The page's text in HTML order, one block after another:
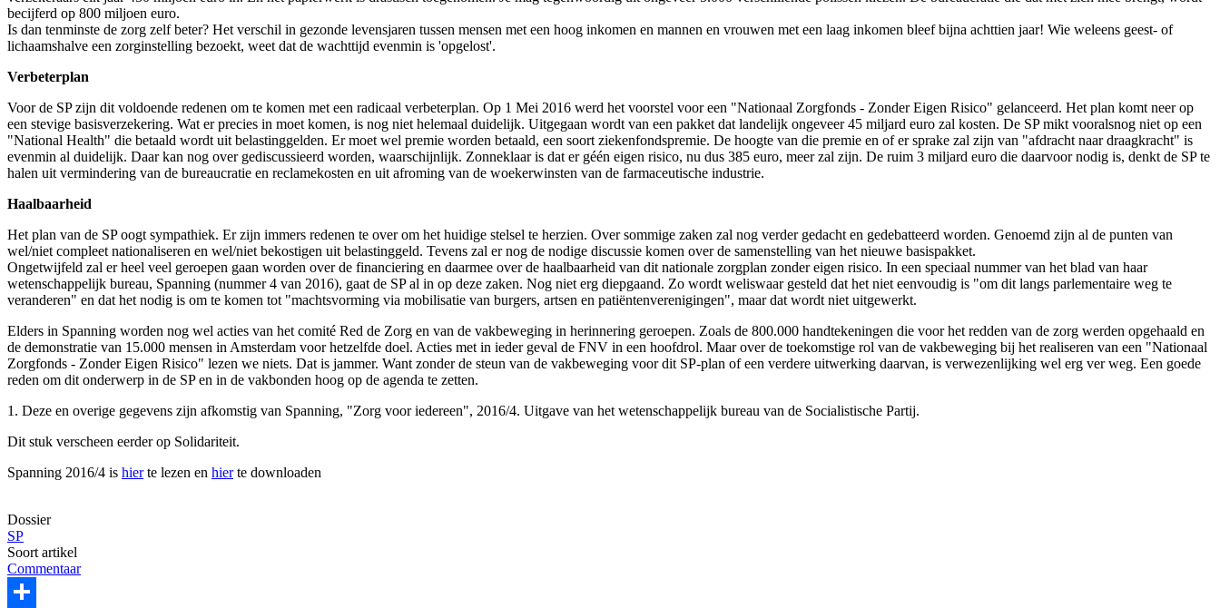
becijferd op 800 miljoen euro.
Is dan tenminste de zorg zelf beter? Het verschil in gezonde levensjaren tussen mensen met een hoog inkomen en mannen en vrouwen met een laag inkomen bleef bijna achttien jaar! Wie weleens geest- of
lichaamshalve een zorginstelling bezoekt, weet dat de wachttijd evenmin is 'opgelost'.
Verbeterplan
Voor de SP zijn dit voldoende redenen om te komen met een radicaal verbeterplan. Op 1 Mei 2016 werd het voorstel voor een "Nationaal Zorgfonds - Zonder Eigen Risico" gelanceerd. Het plan komt neer op
een stevige basisverzekering. Wat er precies in moet komen, is nog niet helemaal duidelijk. Uitgegaan wordt van een pakket dat landelijk ongeveer 45 miljard euro zal kosten. De SP mikt vooralsnog niet op een
"National Health" die betaald wordt uit belastinggelden. Er moet wel premie worden betaald, een soort ziekenfondspremie. De hoogte van die premie en of er sprake zal zijn van "afdracht naar draagkracht" is
evenmin al duidelijk. Daar kan nog over gediscussieerd worden, waarschijnlijk. Zonneklaar is dat er géén eigen risico, nu dus 385 euro, meer zal zijn. De ruim 3 miljard euro die daarvoor nodig is, denkt de SP te
halen uit vermindering van de bureaucratie en reclamekosten en uit afroming van de woekerwinsten van de farmaceutische industrie.
Haalbaarheid
Het plan van de SP oogt sympathiek. Er zijn immers redenen te over om het huidige stelsel te herzien. Over sommige zaken zal nog verder gedacht en gedebatteerd worden. Genoemd zijn al de punten van
wel/niet compleet nationaliseren en wel/niet bekostigen uit belastinggeld. Tevens zal er nog de nodige discussie komen over de samenstelling van het nieuwe basispakket.
Ongetwijfeld zal er heel veel geroepen gaan worden over de financiering en daarmee over de haalbaarheid van dit nationale zorgplan zonder eigen risico. In een speciaal nummer van het blad van haar
wetenschappelijk bureau, Spanning (nummer 4 van 2016), gaat de SP al in op deze zaken. Nog niet erg diepgaand. Zo wordt weliswaar gesteld dat het niet eenvoudig is "om dit langs parlementaire weg te
veranderen" en dat het nodig is om te komen tot "machtsvorming via mobilisatie van burgers, artsen en patiëntenverenigingen", maar dat wordt niet uitgewerkt.
Elders in Spanning worden nog wel acties van het comité Red de Zorg en van de vakbeweging in herinnering geroepen. Zoals de 800.000 handtekeningen die voor het redden van de zorg werden opgehaald en
de demonstratie van 15.000 mensen in Amsterdam voor hetzelfde doel. Acties met in ieder geval de FNV in een hoofdrol. Maar over de toekomstige rol van de vakbeweging bij het realiseren van een "Nationaal
Zorgfonds - Zonder Eigen Risico" lezen we niets. Dat is jammer. Want zonder de steun van de vakbeweging voor dit SP-plan of een verdere uitwerking daarvan, is verwezenlijking wel erg ver weg. Een goede
reden om dit onderwerp in de SP en in de vakbonden hoog op de agenda te zetten.
1. Deze en overige gegevens zijn afkomstig van Spanning, "Zorg voor iedereen", 2016/4. Uitgave van het wetenschappelijk bureau van de Socialistische Partij.
Dit stuk verscheen eerder op Solidariteit.
Spanning 2016/4 is hierte lezen en hierte downloaden
Dossier
SP
Soort artikel
Commentaar